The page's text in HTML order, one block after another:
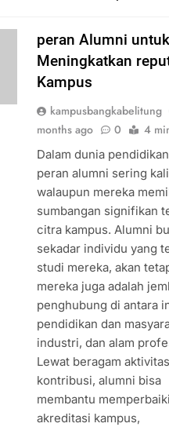
peran Alumni untuk
Meningkatkan
Kampus
kampusbangkabelitung
months ago
0 4
Dalam dunia
peran alumni sering
walaupun mereka
sumbangan signifikan
citra kampus. Alumni
sekadar individu yang
studi mereka, akan
mereka juga adalah
penghubung di antara
pendidikan dan
industri, dan alam
Lewat beragam
kontribusi, alumni bisa
membantu memperbaiki
akreditasi kampus,